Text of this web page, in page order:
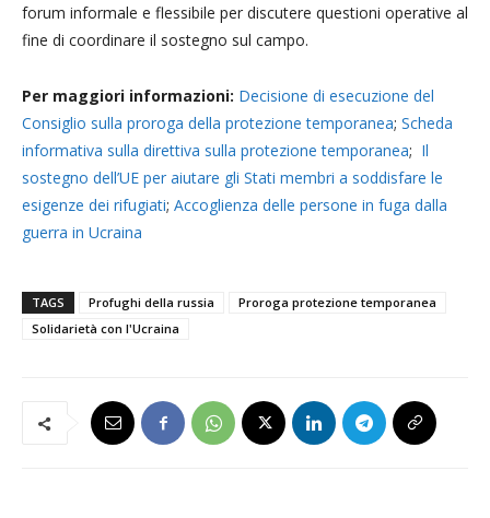
forum informale e flessibile per discutere questioni operative al
fine di coordinare il sostegno sul campo.
Per maggiori informazioni: Decisione di esecuzione del
Consiglio sulla proroga della protezione temporanea; Scheda
informativa sulla direttiva sulla protezione temporanea; Il
sostegno dell’UE per aiutare gli Stati membri a soddisfare le
esigenze dei rifugiati; Accoglienza delle persone in fuga dalla
guerra in Ucraina
TAGS Profughi della russia
Proroga protezione temporanea
Solidarietà con l'Ucraina